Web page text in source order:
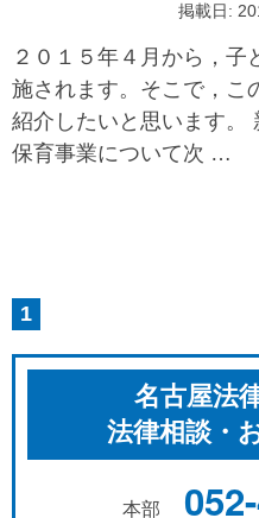
掲載日:
２０１５年４月から，子
施されます。そこで，こ
紹介したいと思います。
保育事業について次 …
1
名古屋法
法律相談・
本部